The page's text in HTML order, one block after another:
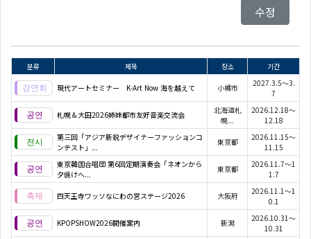
수정
분류 제목 장소 기간
現代アートセミナー K-Art Now 海を越えて 小樽市
2027.3.5～3.
7
札幌＆大田2026姉妹都市友好音楽交流会
北海道札
幌...
2026.12.18～
12.18
第三回「アジア新鋭デザイナーファッションコ
ンテスト」...
東京都
2026.11.15～
11.15
東京韓国合唱団 第6回定期演奏会「ネオンから
夕焼けへ...
東京都
2026.11.7～1
1.7
四天王寺ワッソなにわの宮ステージ2026 大阪府
2026.11.1～1
0.1
KPOPSHOW2026開催案内 新潟
2026.10.31～
10.31